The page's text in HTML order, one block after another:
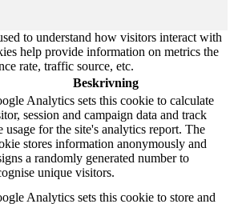
to understand how visitors interact with
help provide information on metrics the
rate, traffic source, etc.
Beskrivning
Analytics sets this cookie to calculate
session and campaign data and track
usage for the site's analytics report. The
stores information anonymously and
a randomly generated number to
unique visitors.
Analytics sets this cookie to store and